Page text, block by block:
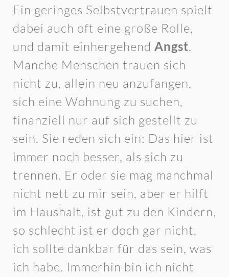
Ein geringes Selbstvertrauen spielt
dabei auch oft eine große Rolle,
und damit einhergehend Angst.
Manche Menschen trauen sich
nicht zu, allein neu anzufangen,
sich eine Wohnung zu suchen,
finanziell nur auf sich gestellt zu
sein. Sie reden sich ein: Das hier ist
immer noch besser, als sich zu
trennen. Er oder sie mag manchmal
nicht nett zu mir sein, aber er hilft
im Haushalt, ist gut zu den Kindern,
so schlecht ist er doch gar nicht,
ich sollte dankbar für das sein, was
ich habe. Immerhin bin ich nicht